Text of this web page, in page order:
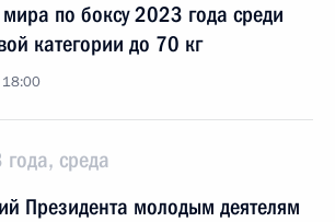
по боксу 2023 года среди
категории до 70 кг
18:00
среда
Президента молодым деятелям